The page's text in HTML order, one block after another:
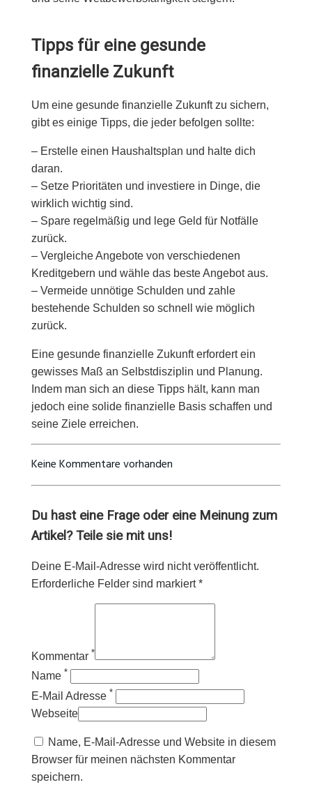
Tipps für eine gesunde
finanzielle Zukunft
Um eine gesunde finanzielle Zukunft zu sichern,
gibt es einige Tipps, die jeder befolgen sollte:
– Erstelle einen Haushaltsplan und halte dich
daran.
– Setze Prioritäten und investiere in Dinge, die
wirklich wichtig sind.
– Spare regelmäßig und lege Geld für Notfälle
zurück.
– Vergleiche Angebote von verschiedenen
Kreditgebern und wähle das beste Angebot aus.
– Vermeide unnötige Schulden und zahle
bestehende Schulden so schnell wie möglich
zurück.
Eine gesunde finanzielle Zukunft erfordert ein
gewisses Maß an Selbstdisziplin und Planung.
Indem man sich an diese Tipps hält, kann man
jedoch eine solide finanzielle Basis schaffen und
seine Ziele erreichen.
Keine Kommentare vorhanden
Du hast eine Frage oder eine Meinung zum
Artikel? Teile sie mit uns!
Deine E-Mail-Adresse wird nicht veröffentlicht.
Erforderliche Felder sind markiert *
Kommentar *
Name *
E-Mail Adresse *
Webseite
Name, E-Mail-Adresse und Website in diesem
Browser für meinen nächsten Kommentar
speichern.